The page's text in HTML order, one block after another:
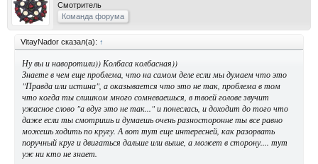
Смотритель
Команда форума
VitayNador сказал(а): ↑
Ну вы и наворотили)) Колбаса колбасная))
Знаете в чем еще проблема, что на самом деле если мы думаем что это
"Правда или истина", а оказывается что это не так, проблема в том
что когда ты слишком много сомневаешься, в твоей голове звучит
ужасное слово "а вдуг это не так..." и понеслась, и доходит до того что
даже если ты смотришь и думаешь очень разносторонне ты все равно
можешь ходить по кругу. А вот тут еще интересней, как разорвать
поручный круг и двигаться дальше или выше, а может в сторону.... тут
уж ни кто не знает.